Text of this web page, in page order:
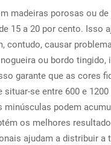
madeiras porosas ou
15 a 20 por cento. Isso
contudo, causar
ou bordo tingido,
garante que as cores
situar-se entre 600 e
minúsculas podem
os melhores
ajudam a distribuir